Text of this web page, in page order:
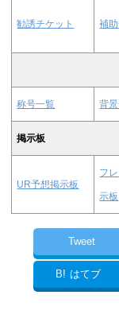
勧誘チケット 補
称号一覧 背
掲示板
UR予想掲示板
フ
示板
Tweet
B! はてブ